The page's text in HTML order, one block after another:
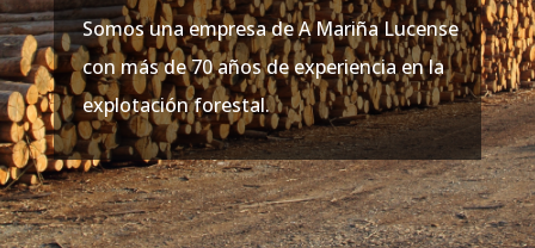
Somos una empresa de A Mariña Lucense
con más de 70 años de experiencia en la
explotación forestal.